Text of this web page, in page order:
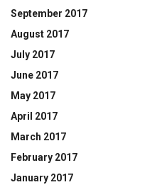
September 2017
August 2017
July 2017
June 2017
May 2017
April 2017
March 2017
February 2017
January 2017